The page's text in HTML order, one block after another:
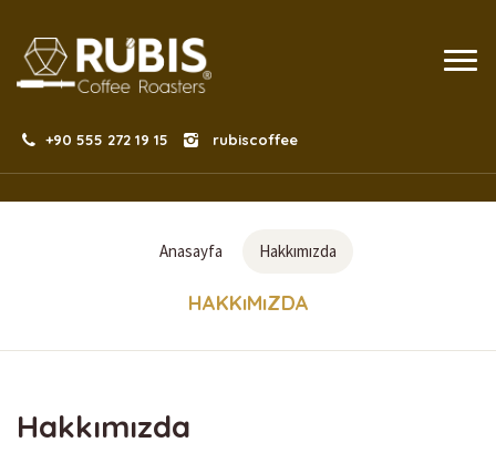
+90 555 272 19 15 rubiscoffee
Anasayfa Hakkımızda
HAKKıMıZDA
Hakkımızda